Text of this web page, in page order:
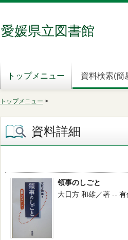
愛媛県立図書館
トップメニュー 資料検索(簡
トップメニュー >
資料詳細
領事のしごと
大日方 和雄／著 --